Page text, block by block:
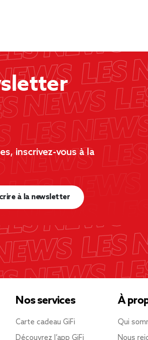
inscrivez-vous à la
à la newsletter
Nos services
Carte cadeau GiFi
Découvrez l’app GiFi
À
Qui
Nous